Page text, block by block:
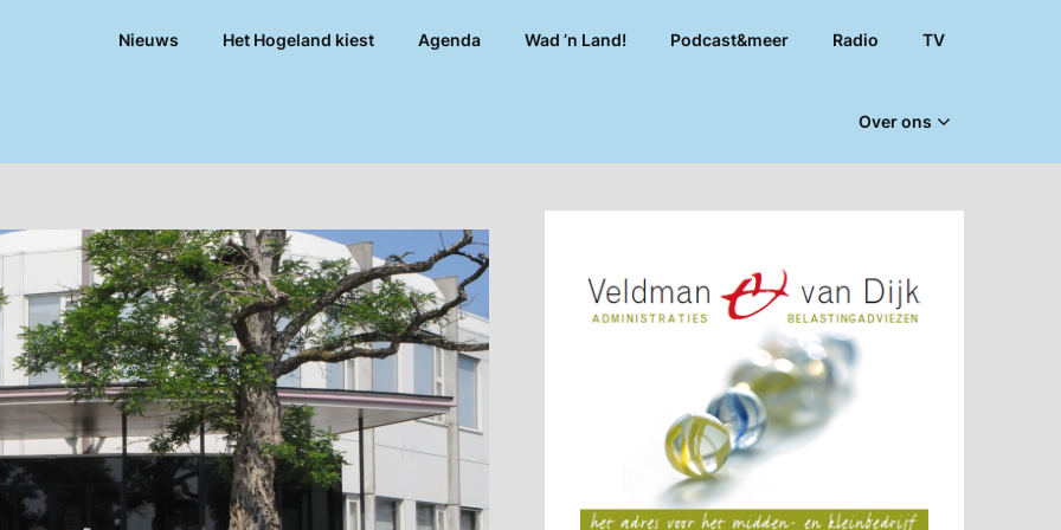
Nieuws Het Hogeland kiest Agenda Wad ’n Land! Podcast&meer Radio TV
Over ons